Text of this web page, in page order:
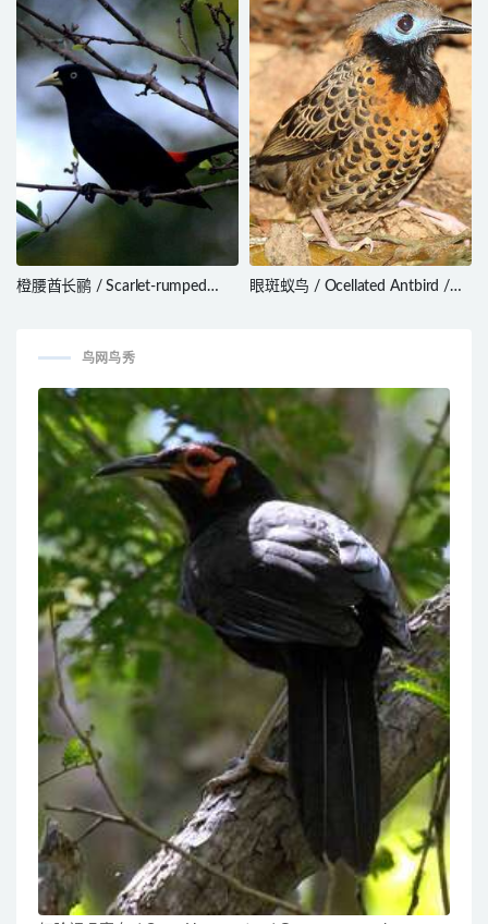
橙腰酋长鹂 / Scarlet-rumped
眼斑蚁鸟 / Ocellated Antbird /
鸟网鸟秀